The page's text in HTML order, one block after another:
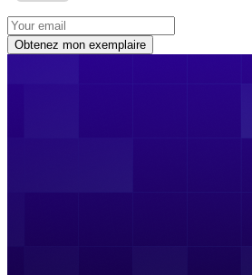
Obtenez mon exemplaire